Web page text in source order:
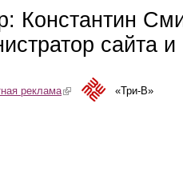
Константин
сайта
реклама(link is external)«Три-В»